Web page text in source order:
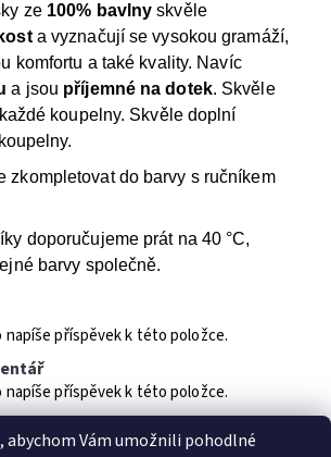
ze100% bavlny skvěle
a vyznačují se vysokou gramáží,
komfortu a také kvality. Navíc
a jsou příjemné na dotek. Skvěle
koupelny. Skvěle doplní
zkompletovat do barvy s ručníkem
doporučujeme prát na 40 °C,
barvy společně.
příspěvek k této položce.
příspěvek k této položce.
abychom Vám umožnili pohodlné